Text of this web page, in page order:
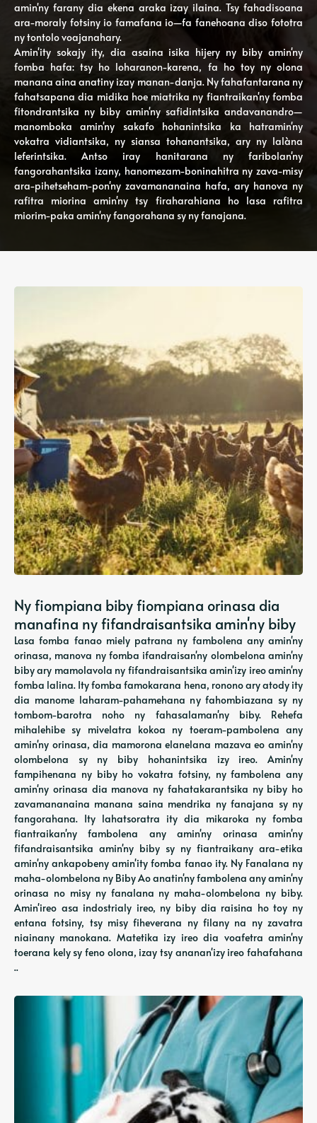
amin'ny farany dia ekena araka izay ilaina. Tsy fahadisoana
ara-moraly fotsiny io famafana io—fa fanehoana diso fototra
ny tontolo voajanahary.
Amin'ity sokajy ity, dia asaina isika hijery ny biby amin'ny
fomba hafa: tsy ho loharanon-karena, fa ho toy ny olona
manana aina anatiny izay manan-danja. Ny fahafantarana ny
fahatsapana dia midika hoe miatrika ny fiantraikan'ny fomba
fitondrantsika ny biby amin'ny safidintsika andavanandro—
manomboka amin'ny sakafo hohanintsika ka hatramin'ny
vokatra vidiantsika, ny siansa tohanantsika, ary ny lalàna
leferintsika. Antso iray hanitarana ny faribolan'ny
fangorahantsika izany, hanomezam-boninahitra ny zava-misy
ara-pihetseham-pon'ny zavamananaina hafa, ary hanova ny
rafitra miorina amin'ny tsy firaharahiana ho lasa rafitra
miorim-paka amin'ny fangorahana sy ny fanajana.
Ny fiompiana biby fiompiana orinasa dia
manafina ny fifandraisantsika amin'ny biby
Lasa fomba fanao miely patrana ny fambolena any amin'ny
orinasa, manova ny fomba ifandraisan'ny olombelona amin'ny
biby ary mamolavola ny fifandraisantsika amin'izy ireo amin'ny
fomba lalina. Ity fomba famokarana hena, ronono ary atody ity
dia manome laharam-pahamehana ny fahombiazana sy ny
tombom-barotra noho ny fahasalaman'ny biby. Rehefa
mihalehibe sy mivelatra kokoa ny toeram-pambolena any
amin'ny orinasa, dia mamorona elanelana mazava eo amin'ny
olombelona sy ny biby hohanintsika izy ireo. Amin'ny
fampihenana ny biby ho vokatra fotsiny, ny fambolena any
amin'ny orinasa dia manova ny fahatakarantsika ny biby ho
zavamananaina manana saina mendrika ny fanajana sy ny
fangorahana. Ity lahatsoratra ity dia mikaroka ny fomba
fiantraikan'ny fambolena any amin'ny orinasa amin'ny
fifandraisantsika amin'ny biby sy ny fiantraikany ara-etika
amin'ny ankapobeny amin'ity fomba fanao ity. Ny Fanalana ny
maha-olombelona ny Biby Ao anatin'ny fambolena any amin'ny
orinasa no misy ny fanalana ny maha-olombelona ny biby.
Amin'ireo asa indostrialy ireo, ny biby dia raisina ho toy ny
entana fotsiny, tsy misy fiheverana ny filany na ny zavatra
niainany manokana. Matetika izy ireo dia voafetra amin'ny
toerana kely sy feno olona, ​​izay tsy ananan'izy ireo fahafahana
..